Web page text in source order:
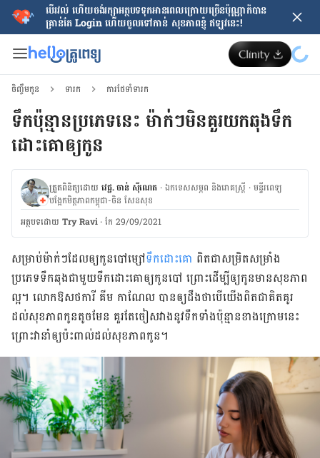
បើរវល់ ហើយចង់​រក្សាអត្ថបទទុកអានពេលក្រោយ​ច្រើនប៉ុណ្ណាក៏បាន
គ្រាន់តែ​ Login ហើយចូលទៅកាន់ សុខភាពខ្ញុំ ឥឡូវនេះ!
ចិញ្ចឹមកូន ទារក ការថែទាំទារក
ទឹកប៉ុន្មានប្រភេទនេះ ម៉ាក់ៗមិនគួរយកឆុងទឹក
ដោះគោឲ្យកូន
ត្រួតពិនិត្យដោយ វេជ្ជ. ចាន់ ស៊ីណេត ·ឯកទេសសម្ភព និងរោគស្ត្រី ·ម​ន្ទីរពេទ្យ
បង្អែកមិត្តភាពកម្ពុជា-ចិន សែនសុខ
អត្ថបទ​ដោយ Try Ravi · កែ 29/09/2021
សម្រាប់​ម៉ាក់​ៗ​ដែល​ឲ្យ​កូន​បៅ​ម្សៅ​ទឹកដោះ​គោ ពិតជា​សម្រិតសម្រាំង
ប្រភេទទឹក​ឆុង​ជាមួយ​ទឹកដោះ​គោ​ឲ្យ​កូនបៅ ព្រោះដើម្បីឲ្យកូនមានសុខភាព
ល្អ។ លោកឱសថ​ការី គីម កាណែល បាន​ឲ្យដឹង​ថាបើយើង​ពិតជា​គិតគូរ​
ដល់​សុខភាព​កូន​តូច​មែន គួរតែ​ចៀសវាង​នូវ​ទឹក​ទាំង​ប៉ុន្មាន​ខាងក្រោម​នេះ
ព្រោះ​វា​នាំឲ្យ​ប៉ះពាល់​ដល់​សុខភាព​កូន។